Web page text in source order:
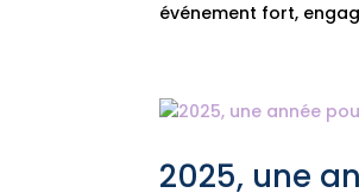
événement fort,
2025, une